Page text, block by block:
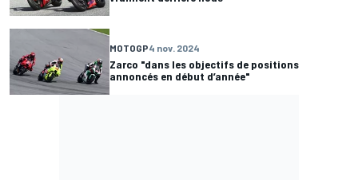
MOTOGP4 nov. 2024
Zarco "dans les objectifs de positions
annoncés en début d’année"